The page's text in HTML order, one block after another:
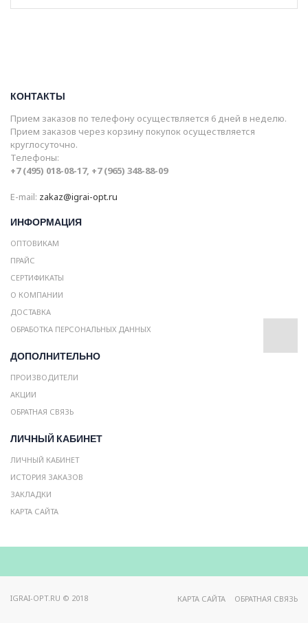
КОНТАКТЫ
Прием заказов по телефону осуществляется 6 дней в неделю.
Прием заказов через корзину покупок осуществляется
круглосуточно.
Телефоны:
+7 (495) 018-08-17, +7 (965) 348-88-09
E-mail: zakaz@igrai-opt.ru
ИНФОРМАЦИЯ
ОПТОВИКАМ
ПРАЙС
СЕРТИФИКАТЫ
О КОМПАНИИ
ДОСТАВКА
ОБРАБОТКА ПЕРСОНАЛЬНЫХ ДАННЫХ
ДОПОЛНИТЕЛЬНО
ПРОИЗВОДИТЕЛИ
АКЦИИ
ОБРАТНАЯ СВЯЗЬ
ЛИЧНЫЙ КАБИНЕТ
ЛИЧНЫЙ КАБИНЕТ
ИСТОРИЯ ЗАКАЗОВ
ЗАКЛАДКИ
КАРТА САЙТА
IGRAI-OPT.RU © 2018 КАРТА САЙТА ОБРАТНАЯ СВЯЗЬ